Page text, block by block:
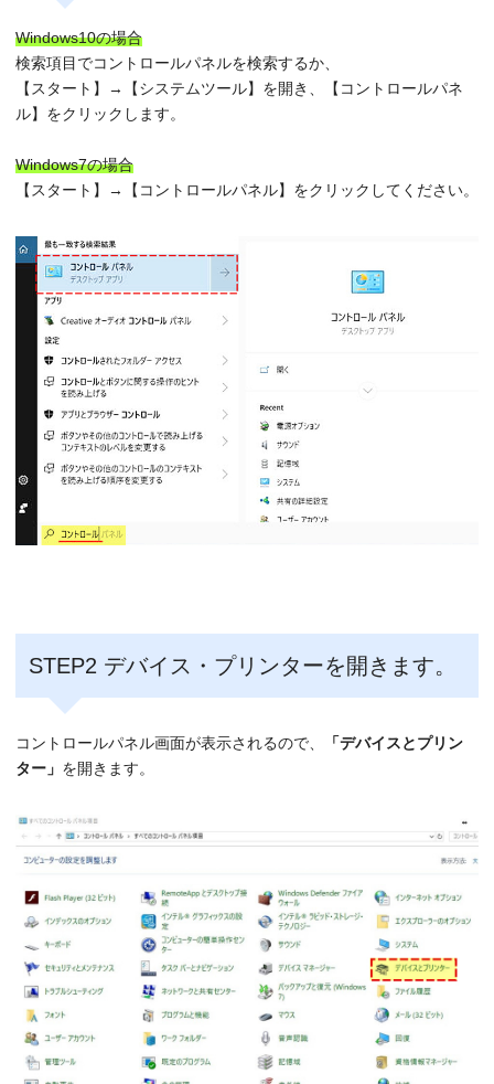
Windows10の場合
検索項目でコントロールパネルを検索するか、
【スタート】→【システムツール】を開き、【コントロールパネ
ル】をクリックします。
Windows7の場合
【スタート】→【コントロールパネル】をクリックしてください。
STEP2 デバイス・プリンターを開きます。
コントロールパネル画面が表示されるので、
「デバイスとプリン
ター」 を開きます。